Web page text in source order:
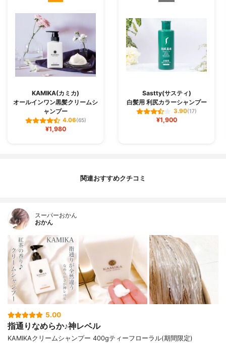
KAMIKA(カミカ)
オールインワン黒髪クリームシ
ャンプー
4.06(65)
¥1,980
Sastty(サスティ)
白髪用 利尻カラーシャンプー
3.90(17)
¥1,900
関連おすすめクチコミ
スーパーおかん
おかん
5.00
指通りなめらか♪神レベル
KAMIKAクリームシャンプー 400gティーフローラル(期間限定)